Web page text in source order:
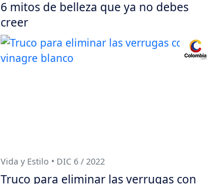
6 mitos de belleza que ya no debes
creer
Vida y Estilo • DIC 6 / 2022
Truco para eliminar las verrugas con